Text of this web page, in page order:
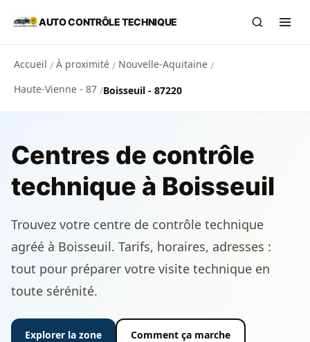
Aller au contenu principal
AUTO CONTRÔLE TECHNIQUE
Accueil / À proximité / Nouvelle-Aquitaine /
Haute-Vienne - 87 /Boisseuil - 87220
Centres de contrôle
technique à Boisseuil
Trouvez votre centre de contrôle technique
agréé à Boisseuil. Tarifs, horaires, adresses :
tout pour préparer votre visite technique en
toute sérénité.
Explorer la zone Comment ça marche